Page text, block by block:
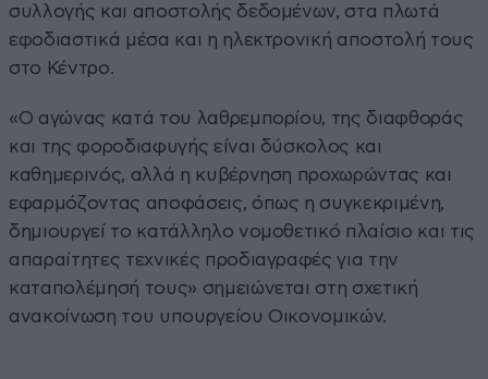
συλλογής και αποστολής δεδομένων, στα πλωτά
εφοδιαστικά μέσα και η ηλεκτρονική αποστολή τους
στο Κέντρο.
«Ο αγώνας κατά του λαθρεμπορίου, της διαφθοράς
και της φοροδιαφυγής είναι δύσκολος και
καθημερινός, αλλά η κυβέρνηση προχωρώντας και
εφαρμόζοντας αποφάσεις, όπως η συγκεκριμένη,
δημιουργεί το κατάλληλο νομοθετικό πλαίσιο και τις
απαραίτητες τεχνικές προδιαγραφές για την
καταπολέμησή τους» σημειώνεται στη σχετική
ανακοίνωση του υπουργείου Οικονομικών.